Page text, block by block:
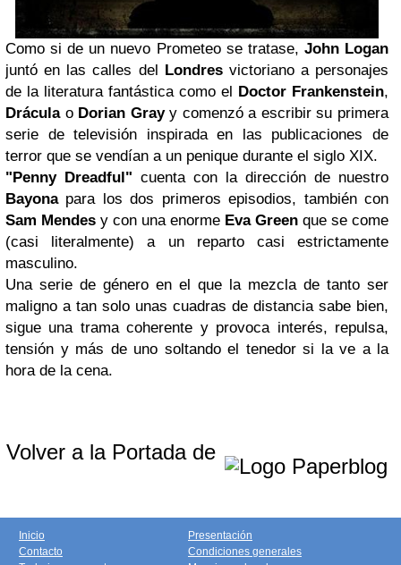
Como si de un nuevo Prometeo se tratase, John Logan
juntó en las calles del Londresvictoriano a personajes
de la literatura fantástica como el Doctor Frankenstein,
Dráculao Dorian Grayy comenzó a escribir su primera
serie de televisión inspirada en las publicaciones de
terror que se vendían a un penique durante el siglo XIX.
"Penny Dreadful" cuenta con la dirección de nuestro
Bayonapara los dos primeros episodios, también con
Sam Mendes y con una enorme Eva Green que se come
(casi literalmente) a un reparto casi estrictamente
masculino.
Una serie de género en el que la mezcla de tanto ser
maligno a tan solo unas cuadras de distancia sabe bien,
sigue una trama coherente y provoca interés, repulsa,
tensión y más de uno soltando el tenedor si la ve a la
hora de la cena.
Volver a la Portada de
Inicio
Contacto
Presentación
Condiciones generales